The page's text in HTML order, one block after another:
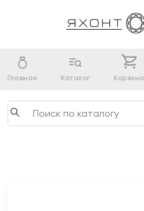
Главная Каталог Корзина